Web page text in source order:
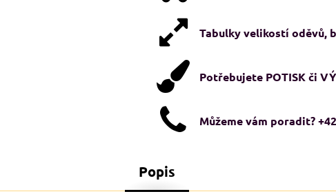
Tabulky velikostí oděvů,
Potřebujete POTISK či
Můžeme vám poradit?
Popis